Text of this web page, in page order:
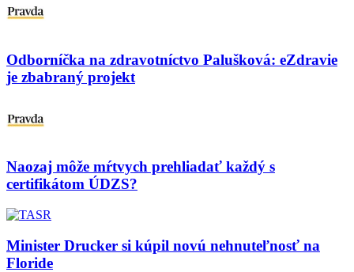
Odborníčka na zdravotníctvo Palušková: eZdravie
je zbabraný projekt
Naozaj môže mŕtvych prehliadať každý s
certifikátom ÚDZS?
Minister Drucker si kúpil novú nehnuteľnosť na
Floride